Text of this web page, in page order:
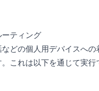
ティング
どの個人用デバイスへ
これは以下を通じて実行